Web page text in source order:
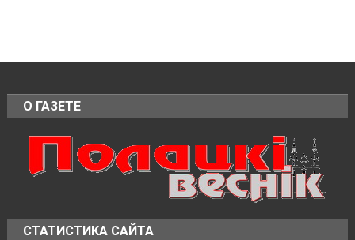
О ГАЗЕТЕ
СТАТИСТИКА САЙТА